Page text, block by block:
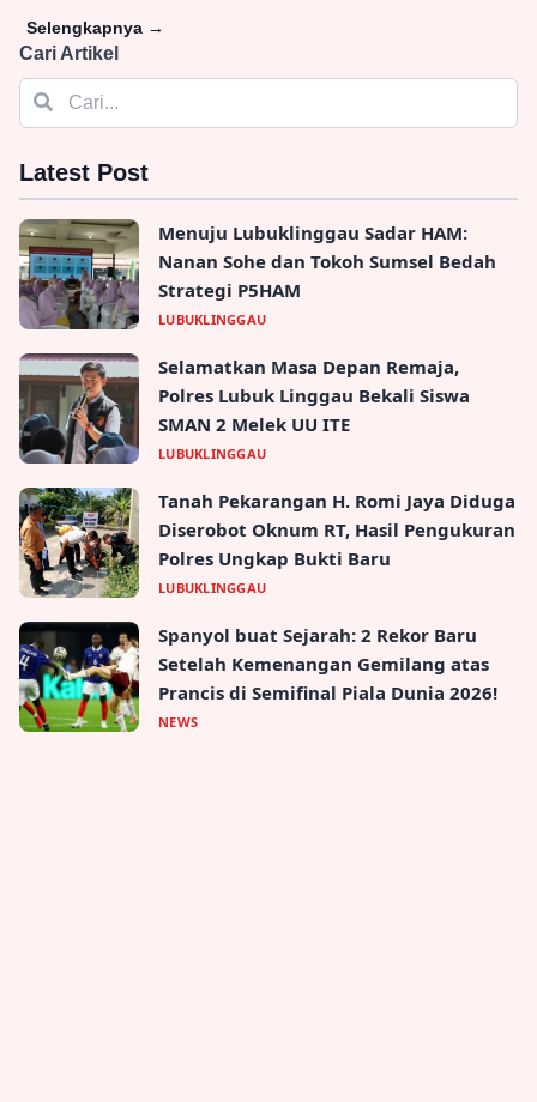
Selengkapnya →
Cari Artikel
Latest Post
Menuju Lubuklinggau Sadar HAM:
Nanan Sohe dan Tokoh Sumsel Bedah
Strategi P5HAM
LUBUKLINGGAU
Selamatkan Masa Depan Remaja,
Polres Lubuk Linggau Bekali Siswa
SMAN 2 Melek UU ITE
LUBUKLINGGAU
Tanah Pekarangan H. Romi Jaya Diduga
Diserobot Oknum RT, Hasil Pengukuran
Polres Ungkap Bukti Baru
LUBUKLINGGAU
Spanyol buat Sejarah: 2 Rekor Baru
Setelah Kemenangan Gemilang atas
Prancis di Semifinal Piala Dunia 2026!
NEWS